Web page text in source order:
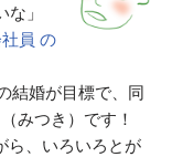
」
員 の
結婚が目標で、同
みつき）です！
ら、いろいろとが